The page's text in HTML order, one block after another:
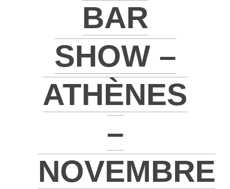
BAR
SHOW –
ATHÈNES
–
NOVEMBRE